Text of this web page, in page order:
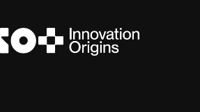
de
inhoud